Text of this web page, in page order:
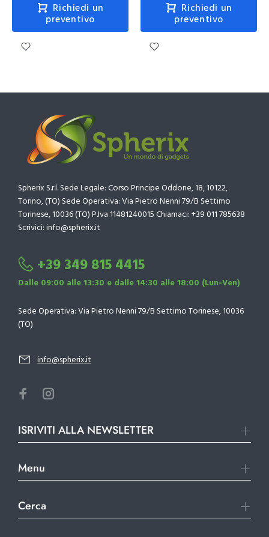
Richiedi un
preventivo
Richiedi un
preventivo
Spherix S.r.l. Sede Legale: Corso Principe Oddone, 18, 10122,
Torino, (TO) Sede Operativa: Via Pietro Nenni 79/B Settimo
Torinese, 10036 (TO) P.Iva 11481240015 Chiamaci: +39 011 785638
Scrivici: info@spherix.it
+39 349 815 4415
Dalle 09:00 alle 13:30 e dalle 14:30 alle 18:00 (Lun-Ven)
Sede Operativa: Via Pietro Nenni 79/B Settimo Torinese, 10036
(TO)
info@spherix.it
ISRIVITI ALLA NEWSLETTER
Menu
Cerca